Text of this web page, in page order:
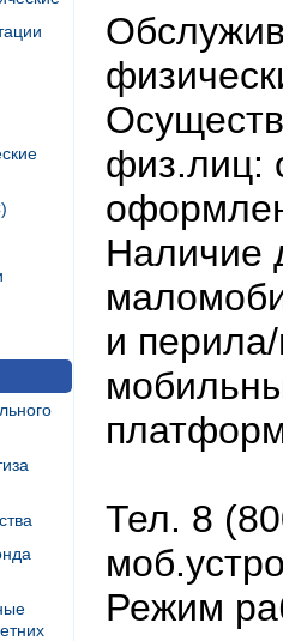
физ.лиц:
Наличие
и
Тел. 8
Режим